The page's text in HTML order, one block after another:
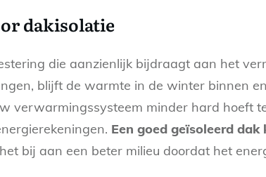
dakisolatie
die aanzienlijk bijdraagt aan het
blijft de warmte in de winter binnen
verwarmingssysteem minder hard hoeft
Een goed geïsoleerd
bij aan een beter milieu doordat het